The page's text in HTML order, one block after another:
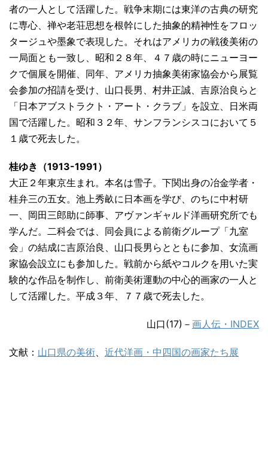
者の一人として活躍した。戦争末期には東洋の古典の研究
に専心、禅や老荘思想を根幹にした抽象的精神性をフロッ
タージュや墨象で表現した。それはアメリカの戦後美術の
一局面とも一致し、昭和２８年、４７歳の時にニューヨー
クで個展を開催、同年、アメリカ抽象美術家協会から展覧
会参加の招請を受け、山口長男、村井正誠、吉原治良らと
「日本アブストラクト・アート・クラブ」を設立、日米両
国で活躍した。昭和３２年、サンフランシスコにおいて５
１歳で死去した。
桂ゆき（1913-1991）
大正２年東京生まれ。本名は雪子。下関出身の冶金学者・
桂弁三の五女。池上秀畝に日本画を学び、のちに中村研
一、岡田三郎助に師事、アヴァンギャルド洋画研究所でも
学んだ。二科会では、同会員による前衛グループ「九室
会」の結成に吉原治良、山口長男らとともに参加、女流画
家協会設立にも参加した。戦前から紙やコルクを用いた実
験的な作品を制作し、前衛美術運動の中心的画家の一人と
して活躍した。平成３年、７７歳で死去した。
山口(17)－ 画人伝・INDEX
文献： 山口県の美術、 近代洋画・中四国の画家たち展